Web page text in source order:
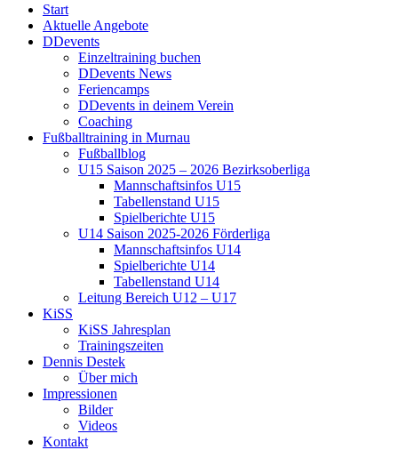
Start
Aktuelle Angebote
DDevents
Einzeltraining buchen
DDevents News
Feriencamps
DDevents in deinem Verein
Coaching
Fußballtraining in Murnau
Fußballblog
U15 Saison 2025 – 2026 Bezirksoberliga
Mannschaftsinfos U15
Tabellenstand U15
Spielberichte U15
U14 Saison 2025-2026 Förderliga
Mannschaftsinfos U14
Spielberichte U14
Tabellenstand U14
Leitung Bereich U12 – U17
KiSS
KiSS Jahresplan
Trainingszeiten
Dennis Destek
Über mich
Impressionen
Bilder
Videos
Kontakt